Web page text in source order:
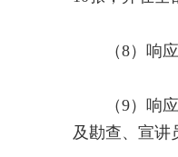
（8）响应
（9）响应
及勘查、宣讲